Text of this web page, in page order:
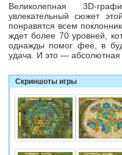
Великолепная 3D-
увлекательный сюжет
понравятся всем
ждет более 70 уровней,
однажды помог фее, в
удача. И это — абсолютная
Скриншоты игры